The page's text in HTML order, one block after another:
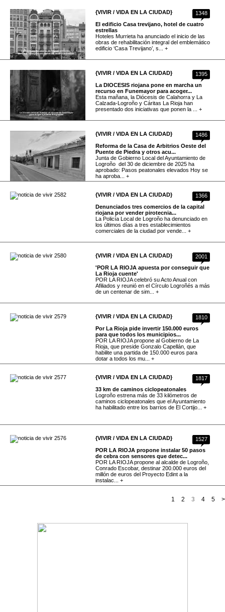
1348
{VIVIR / VIDA EN LA CIUDAD}
El edificio Casa trevijano, hotel de cuatro
estrellas
Hoteles Murrieta ha anunciado el inicio de las
obras de rehabilitación integral del emblemático
edificio ‘Casa Trevijano’, s... +
1395
{VIVIR / VIDA EN LA CIUDAD}
La DIOCESIS riojana pone en marcha un
recurso en Funemayor para acoger...
Esta mañana, la Diócesis de Calahorra y La
Calzada-Logroño y Cáritas La Rioja han
presentado dos iniciativas que ponen la ... +
1486
{VIVIR / VIDA EN LA CIUDAD}
Reforma de la Casa de Arbitrios Oeste del
Puente de Piedra y otros acu...
Junta de Gobierno Local del Ayuntamiento de
Logroño del 30 de diciembre de 2025 ha
aprobado: Pasos peatonales elevados Hoy se
ha aproba... +
1366
{VIVIR / VIDA EN LA CIUDAD}
Denunciados tres comercios de la capital
riojana por vender pirotecnia...
La Policía Local de Logroño ha denunciado en
los últimos días a tres establecimientos
comerciales de la ciudad por vende... +
2001
{VIVIR / VIDA EN LA CIUDAD}
'POR LA RIOJA apuesta por conseguir que
La Rioja cuente'
POR LA RIOJA celebró su Acto Anual con
Afiliados y reunió en el Círculo Logroñés a más
de un centenar de sim... +
1810
{VIVIR / VIDA EN LA CIUDAD}
Por La Rioja pide invertir 150.000 euros
para que todos los municipios...
POR LA RIOJA propone al Gobierno de La
Rioja, que preside Gonzalo Capellán, que
habilite una partida de 150.000 euros para
dotar a todos los mu... +
1817
{VIVIR / VIDA EN LA CIUDAD}
33 km de caminos ciclopeatonales
Logroño estrena más de 33 kilómetros de
caminos ciclopeatonales que el Ayuntamiento
ha habilitado entre los barrios de El Cortijo... +
1527
{VIVIR / VIDA EN LA CIUDAD}
POR LA RIOJA propone instalar 50 pasos
de cebra con sensores que detec...
POR LA RIOJA propone al alcalde de Logroño,
Conrado Escobar, destinar 200.000 euros del
millón de euros del Proyecto Edint a la
instalac... +
>
1 2 3 4 5